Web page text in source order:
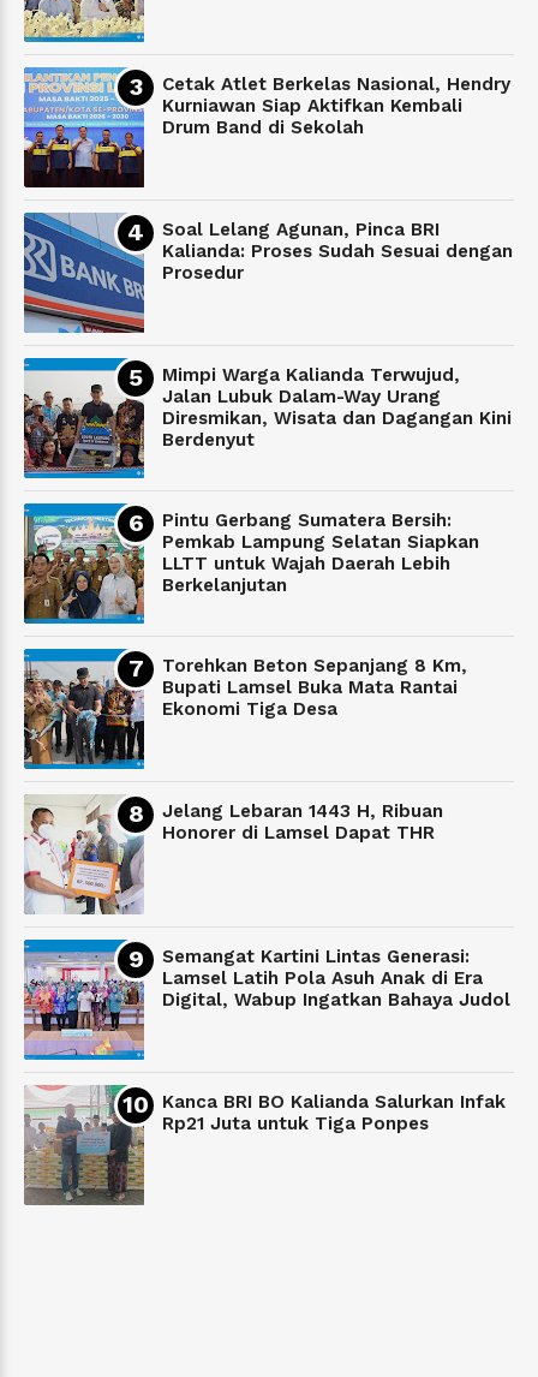
Cetak Atlet Berkelas Nasional, Hendry
Kurniawan Siap Aktifkan Kembali
Drum Band di Sekolah
Soal Lelang Agunan, Pinca BRI
Kalianda: Proses Sudah Sesuai dengan
Prosedur
Mimpi Warga Kalianda Terwujud,
Jalan Lubuk Dalam-Way Urang
Diresmikan, Wisata dan Dagangan Kini
Berdenyut
Pintu Gerbang Sumatera Bersih:
Pemkab Lampung Selatan Siapkan
LLTT untuk Wajah Daerah Lebih
Berkelanjutan
Torehkan Beton Sepanjang 8 Km,
Bupati Lamsel Buka Mata Rantai
Ekonomi Tiga Desa
Jelang Lebaran 1443 H, Ribuan
Honorer di Lamsel Dapat THR
Semangat Kartini Lintas Generasi:
Lamsel Latih Pola Asuh Anak di Era
Digital, Wabup Ingatkan Bahaya Judol
Kanca BRI BO Kalianda Salurkan Infak
Rp21 Juta untuk Tiga Ponpes